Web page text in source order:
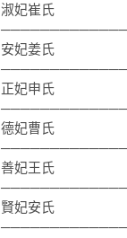
淑妃崔氏
安妃姜氏
正妃申氏
德妃曹氏
善妃王氏
賢妃安氏